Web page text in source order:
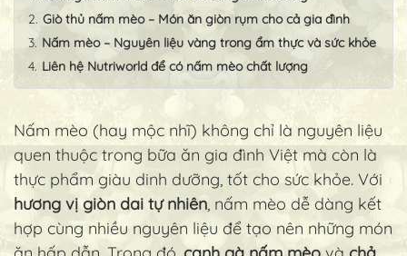
Giò thủ nấm mèo – Món ăn giòn rụm cho cả gia đình
Nấm mèo – Nguyên liệu vàng trong ẩm thực và sức khỏe
Liên hệ Nutriworld để có nấm mèo chất lượng
Nấm mèo (hay mộc nhĩ) không chỉ là nguyên liệu
quen thuộc trong bữa ăn gia đình Việt mà còn là
thực phẩm giàu dinh dưỡng, tốt cho sức khỏe. Với
hương vị giòn dai tự nhiên, nấm mèo dễ dàng kết
hợp cùng nhiều nguyên liệu để tạo nên những món